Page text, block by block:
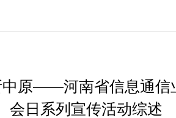
原——河南省信息通信
会日系列宣传活动综述